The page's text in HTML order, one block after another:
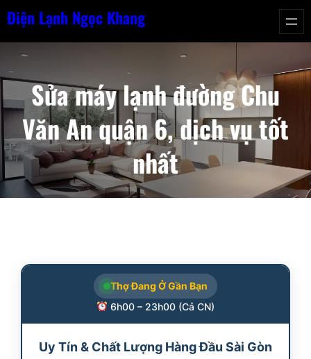
Chuyển
nội
Điện Lạnh Ngọc Khang
Sửa máy lạnh đường Chu
Văn An quận 6, dịch vụ tốt
nhất
Thợ Đang Ở Gần Bạn
6h00 – 23h00 (Cả CN)
Uy Tín & Chất Lượng Hàng Đầu Sài Gòn